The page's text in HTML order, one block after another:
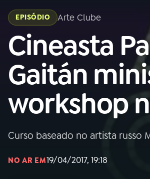
Buscar
Rádio
MEC
Início
01INÍCIO
02 A RÁDIO
03PROGRAMAÇÃO
na
Rádio
MEC
EPISÓDIO Arte Clube
Cineasta
Gaitán
workshop
Curso baseado no artista russo
NO AR EM19/04/2017, 19:18